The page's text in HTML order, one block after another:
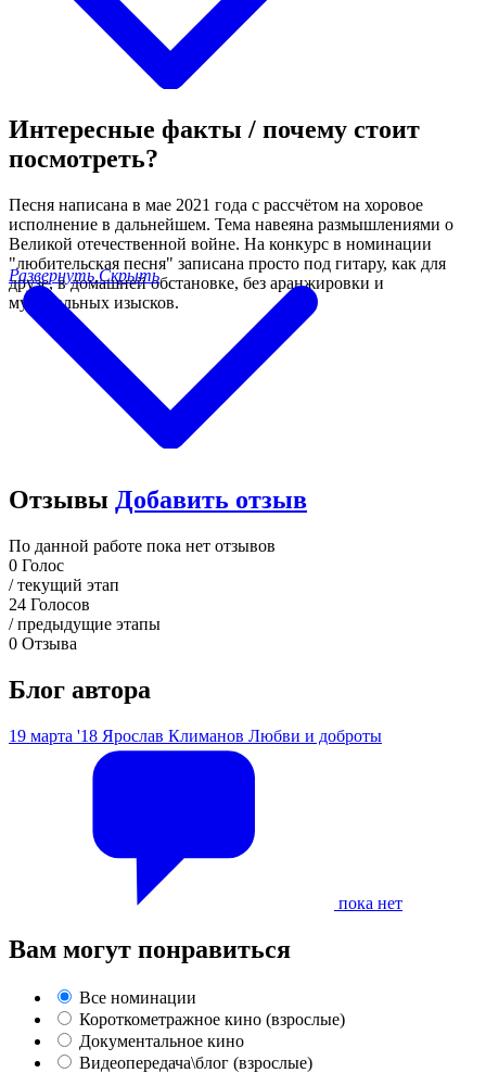
Интересные факты / почему стоит
посмотреть?
Песня написана в мае 2021 года с рассчётом на хоровое
исполнение в дальнейшем. Тема навеяна размышлениями о
Великой отечественной войне. На конкурс в номинации
"любительская песня" записана просто под гитару, как для
друзе, в домашней обстановке, без аранжировки и
музыкальных изысков.
Развернуть Скрыть
Отзывы Добавить отзыв
По данной работе пока нет отзывов
0 Голос
/ текущий этап
24 Голосов
/ предыдущие этапы
0 Отзыва
Блог автора
19 марта '18 Ярослав Климанов Любви и доброты
пока нет
Вам могут понравиться
Все номинации
Короткометражное кино (взрослые)
Документальное кино
Видеопередача\блог (взрослые)